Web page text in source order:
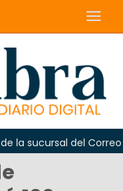
del Correo